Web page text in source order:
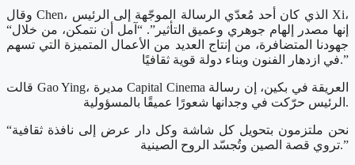
وقال Chen، الذي كان أحد مُعدّي الرسالة الموجّهة إلى الرئيس Xi،
“إنها مصدر إلهام جوهري وعميق التأثير”. “آمل أن نتمكن، من خلال
جهودنا المتضافرة، من إنتاج العديد من الأعمال المتميزة التي تسهم
في ازدهار الفنون وبناء دولة قوية ثقافيًا.”
قالت Gao Ying، مديرة Capital Cinema العريقة في بكين، إن رسالة
الرئيس حرّكت في وجدانها شعورًا عميقًا بالمسؤولية.
“نحن ملتزمون بتحويل كل شاشة وكل دار عرض إلى نافذة ثقافية
تروي قصة الصين وتُجسّد الروح الصينية.”